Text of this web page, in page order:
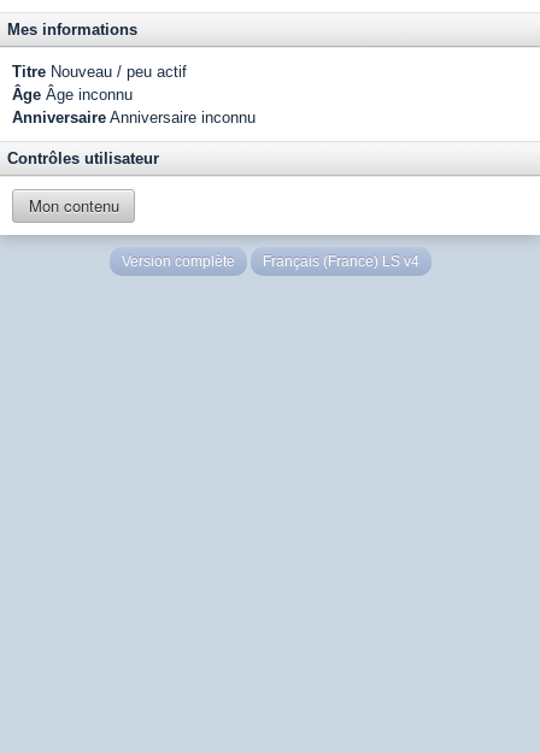
Mes informations
Titre Nouveau / peu actif
Âge Âge inconnu
Anniversaire Anniversaire inconnu
Contrôles utilisateur
Mon contenu
Version complète Français (France) LS v4